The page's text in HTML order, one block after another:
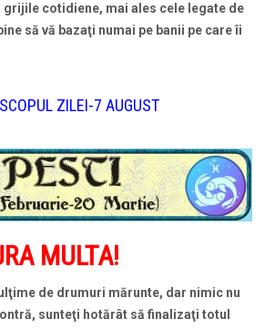
cotidiene, mai ales cele legate de
să vă bazaţi numai pe banii pe care îi
ZILEI-7 AUGUST
MULTA!
de drumuri mărunte, dar nimic nu
sunteţi hotărât să finalizaţi totul